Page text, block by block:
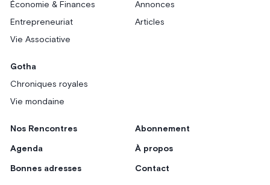
Économie & Finances
Entrepreneuriat
Vie Associative
Annonces
Articles
Gotha
Chroniques royales
Vie mondaine
Nos Rencontres
Agenda
Bonnes adresses
Abonnement
À propos
Contact